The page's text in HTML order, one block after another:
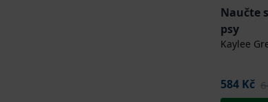
Naučte
psy
Kaylee
584 Kč